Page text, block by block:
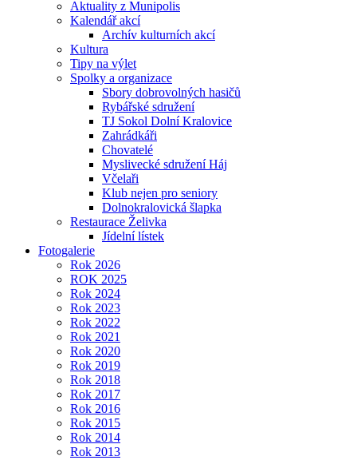
Aktuality z Munipolis
Kalendář akcí
Archív kulturních akcí
Kultura
Tipy na výlet
Spolky a organizace
Sbory dobrovolných hasičů
Rybářské sdružení
TJ Sokol Dolní Kralovice
Zahrádkáři
Chovatelé
Myslivecké sdružení Háj
Včelaři
Klub nejen pro seniory
Dolnokralovická šlapka
Restaurace Želivka
Jídelní lístek
Fotogalerie
Rok 2026
ROK 2025
Rok 2024
Rok 2023
Rok 2022
Rok 2021
Rok 2020
Rok 2019
Rok 2018
Rok 2017
Rok 2016
Rok 2015
Rok 2014
Rok 2013